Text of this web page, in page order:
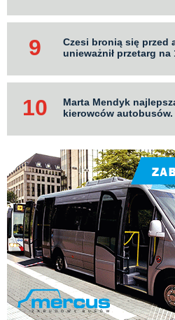
Czesi bronią się przed
unieważnił przetarg
Marta Mendyk
kierowców autobusów.